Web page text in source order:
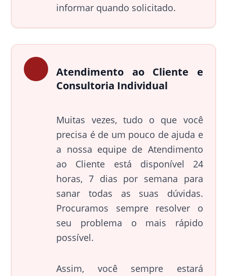
informar quando solicitado.
Atendimento ao Cliente e
Consultoria Individual
Muitas vezes, tudo o que você
precisa é de um pouco de ajuda e
a nossa equipe de Atendimento
ao Cliente está disponível 24
horas, 7 dias por semana para
sanar todas as suas dúvidas.
Procuramos sempre resolver o
seu problema o mais rápido
possível.
Assim, você sempre estará